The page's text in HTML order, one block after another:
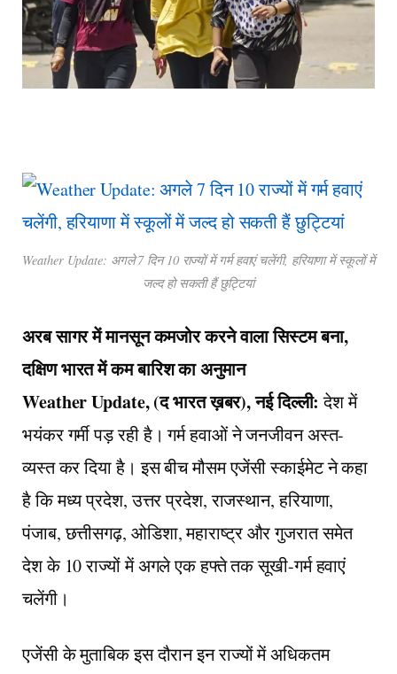
Weather Update: अगले 7 दिन 10 राज्यों में गर्म हवाएं चलेंगी, हरियाणा में स्कूलों में
जल्द हो सकती हैं छुट्टियां
अरब सागर में मानसून कमजोर करने वाला सिस्टम बना,
दक्षिण भारत में कम बारिश का अनुमान
Weather Update, (द भारत ख़बर), नई दिल्ली: देश में
भयंकर गर्मी पड़ रही है। गर्म हवाओं ने जनजीवन अस्त-
व्यस्त कर दिया है। इस बीच मौसम एजेंसी स्काईमेट ने कहा
है कि मध्य प्रदेश, उत्तर प्रदेश, राजस्थान, हरियाणा,
पंजाब, छत्तीसगढ़, ओडिशा, महाराष्ट्र और गुजरात समेत
देश के 10 राज्यों में अगले एक हफ्ते तक सूखी-गर्म हवाएं
चलेंगी।
एजेंसी के मुताबिक इस दौरान इन राज्यों में अधिकतम